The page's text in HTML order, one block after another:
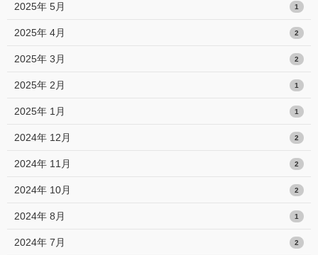
2025年 5月 1
2025年 4月 2
2025年 3月 2
2025年 2月 1
2025年 1月 1
2024年 12月 2
2024年 11月 2
2024年 10月 2
2024年 8月 1
2024年 7月 2